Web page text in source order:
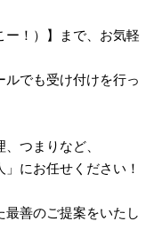
ー！）】まで、お気軽
でも受け付けを行っ
つまりなど、
にお任せください！
善のご提案をいたし